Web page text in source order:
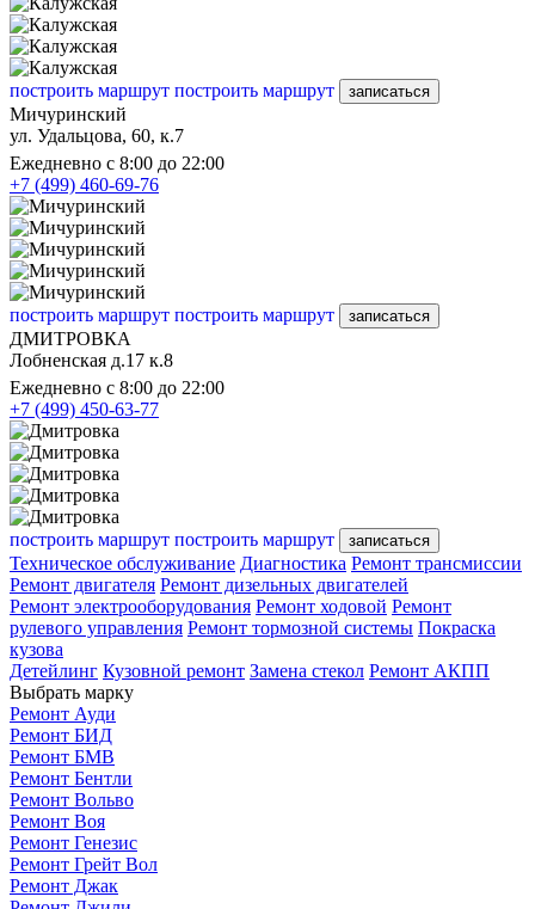
построить маршрут построить маршрут записаться
Мичуринский
ул. Удальцова, 60, к.7
Ежедневно с 8:00 до 22:00
+7 (499) 460-69-76
построить маршрут построить маршрут записаться
ДМИТРОВКА
Лобненская д.17 к.8
Ежедневно с 8:00 до 22:00
+7 (499) 450-63-77
построить маршрут построить маршрут записаться
Техническое обслуживание Диагностика Ремонт трансмиссии
Ремонт двигателя Ремонт дизельных двигателей
Ремонт электрооборудования Ремонт ходовой Ремонт
рулевого управления Ремонт тормозной системы Покраска
кузова
Детейлинг Кузовной ремонт Замена стекол Ремонт АКПП
Выбрать марку
Ремонт Ауди
Ремонт БИД
Ремонт БМВ
Ремонт Бентли
Ремонт Вольво
Ремонт Воя
Ремонт Генезис
Ремонт Грейт Вол
Ремонт Джак